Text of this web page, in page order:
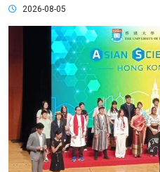
2026-08-05